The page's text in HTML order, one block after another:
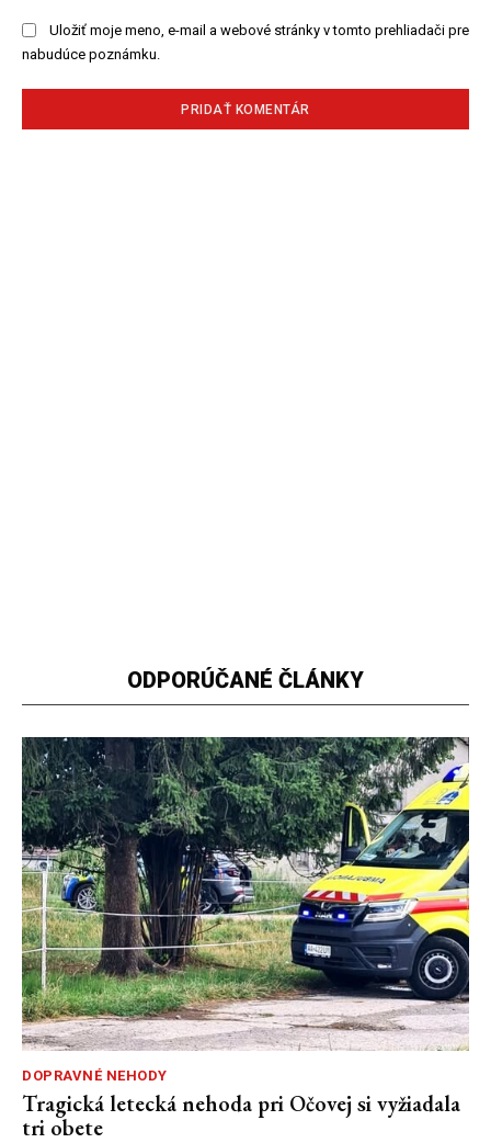
Uložiť moje meno, e-mail a webové stránky v tomto prehliadači pre
nabudúce poznámku.
ODPORÚČANÉ ČLÁNKY
DOPRAVNÉ NEHODY
Tragická letecká nehoda pri Očovej si vyžiadala
tri obete